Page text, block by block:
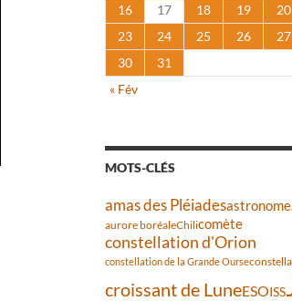
16
17 18 19 20
23
24 25 26 27
30
31
« Fév
MOTS-CLÉS
amas des Pléiadesastronome
aurore boréaleChilicomète
constellation d'Orion
constellation de la Grande Ourse
croissant de LuneESOISS